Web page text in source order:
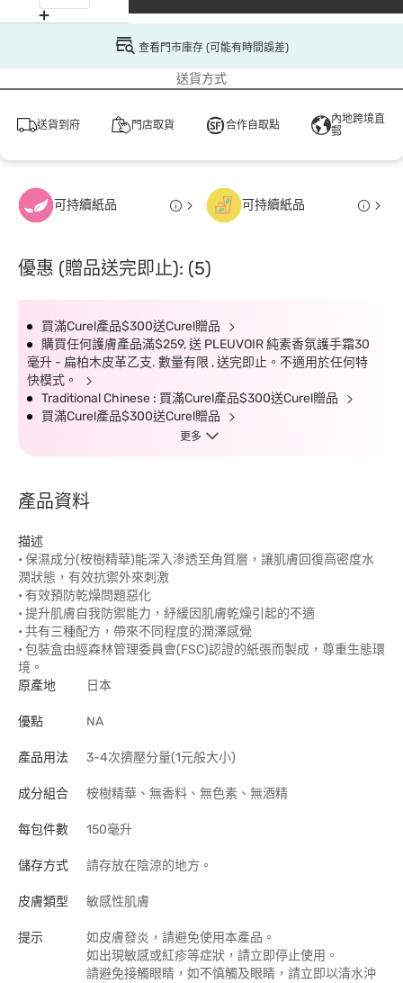
查看門市庫存 (可能有時間誤差)
送貨方式
送貨到府 門店取貨 合作自取點
內地跨境直
郵
可持續紙品 可持續紙品
優惠 (贈品送完即止): (5)
買滿Curel產品$300送Curel贈品
購買任何護膚產品滿$259, 送 PLEUVOIR 純素香氛護手霜30
毫升 - 扁柏木皮革乙支. 數量有限 , 送完即止。不適用於任何特
快模式。
Traditional Chinese : 買滿Curel產品$300送Curel贈品
買滿Curel產品$300送Curel贈品
更多
產品資料
描述
• 保濕成分(桉樹精華)能深入滲透至角質層，讓肌膚回復高密度水
潤狀態，有效抗禦外來刺激
• 有效預防乾燥問題惡化
• 提升肌膚自我防禦能力，紓緩因肌膚乾燥引起的不適
• 共有三種配方，帶來不同程度的潤澤感覺
• 包裝盒由經森林管理委員會(FSC)認證的紙張而製成，尊重生態環
境。
原產地
日本
優點 NA
產品用法 3-4次擠壓分量(1元般大小)
成分組合 桉樹精華、無香料、無色素、無酒精
每包件數 150毫升
儲存方式 請存放在陰涼的地方。
皮膚類型 敏感性肌膚
提示
如皮膚發炎，請避免使用本產品。
如出現敏感或紅疹等症狀，請立即停止使用。
請避免接觸眼睛，如不慎觸及眼睛，請立即以清水沖